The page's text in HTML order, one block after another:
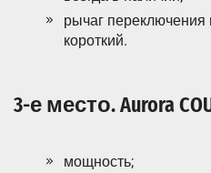
рычаг
короткий.
3-е место. Aurora
мощность;